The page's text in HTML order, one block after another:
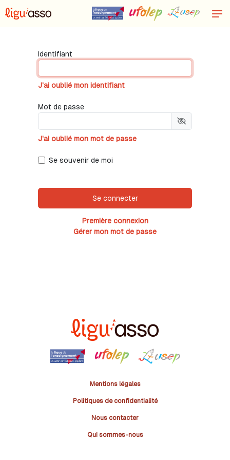
Identifiant
J'ai oublié mon identifiant
Mot de passe
J'ai oublié mon mot de passe
Se souvenir de moi
Première connexion
Gérer mon mot de passe
Mentions légales
Politiques de confidentialité
Nous contacter
Qui sommes-nous